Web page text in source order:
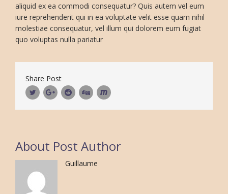
aliquid ex ea commodi consequatur? Quis autem vel eum
iure reprehenderit qui in ea voluptate velit esse quam nihil
molestiae consequatur, vel illum qui dolorem eum fugiat
quo voluptas nulla pariatur
Share Post
About Post Author
Guillaume